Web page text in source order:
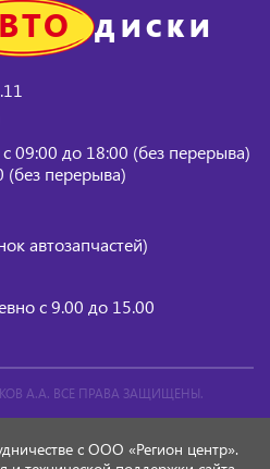
ДИСКИ
09:00 до 18:00 (без перерыва)
(без перерыва)
автозапчастей)
с 9.00 до 15.00
А.А. ВСЕ ПРАВА ЗАЩИЩЕНЫ.
с ООО «Регион центр».